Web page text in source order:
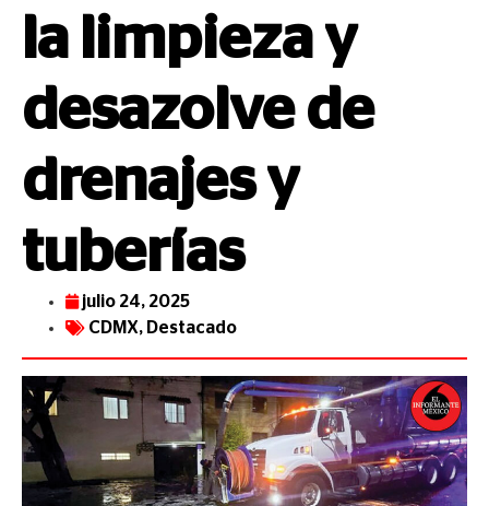
la limpieza y
desazolve de
drenajes y
tuberías
julio 24, 2025
CDMX, Destacado